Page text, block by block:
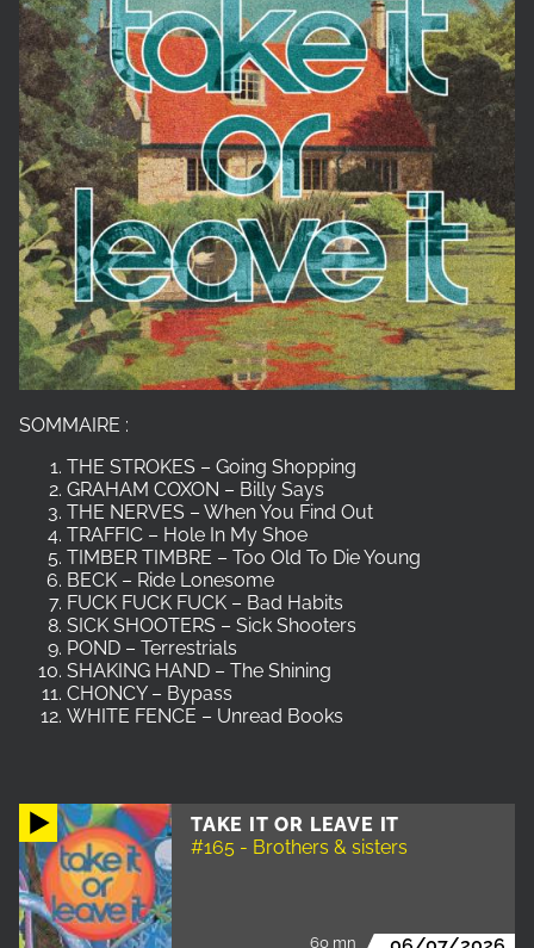
TAKE IT OR LEAVE IT
#165 - Brothers & sisters
60 mn
SOMMAIRE :
THE STROKES – Going Shopping
GRAHAM COXON – Billy Says
THE NERVES – When You Find Out
TRAFFIC – Hole In My Shoe
TIMBER TIMBRE – Too Old To Die Young
BECK – Ride Lonesome
FUCK FUCK FUCK – Bad Habits
SICK SHOOTERS – Sick Shooters
POND – Terrestrials
SHAKING HAND – The Shining
CHONCY – Bypass
WHITE FENCE – Unread Books